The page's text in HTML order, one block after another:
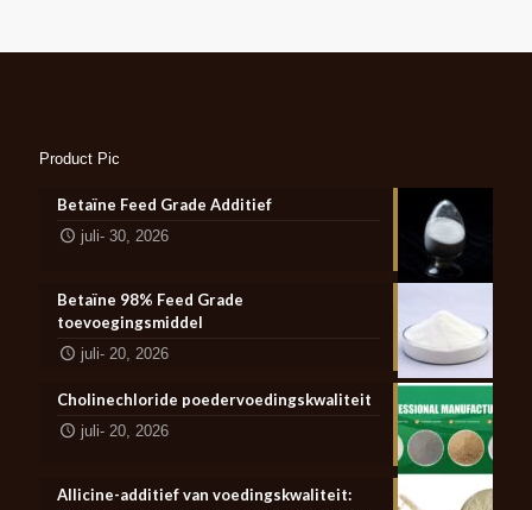
Product Pic
Betaïne Feed Grade Additief
juli- 30, 2026
Betaïne 98% Feed Grade
toevoegingsmiddel
juli- 20, 2026
Cholinechloride poedervoedingskwaliteit
juli- 20, 2026
Allicine-additief van voedingskwaliteit: